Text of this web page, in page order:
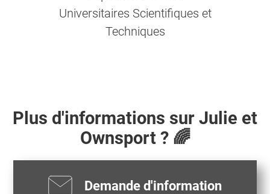
Universitaires Scientifiques et
Techniques
Plus d'informations sur Julie et
Ownsport ? 🌈
Demande d'information